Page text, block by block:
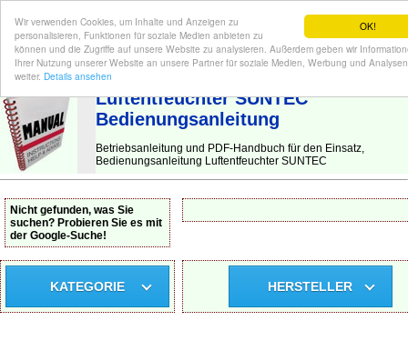
OK!
Wir verwenden Cookies, um Inhalte und Anzeigen zu
personalisieren, Funktionen für soziale Medien anbieten zu
können und die Zugriffe auf unsere Website zu analysieren. Außerdem geben wir
Ihrer Nutzung unserer Website an unsere Partner für soziale Medien, Werbung und Analysen
weiter. Details ansehen
BEDIENUNGSANLEITUNG | Hier finden Sie die deutsche Anleitung!
Luftentfeuchter SUNTEC
Bedienungsanleitung
Betriebsanleitung und PDF-Handbuch für den Einsatz,
Bedienungsanleitung Luftentfeuchter SUNTEC
Nicht gefunden, was Sie
suchen? Probieren Sie es mit
der Google-Suche!
KATEGORIE HERSTELLER